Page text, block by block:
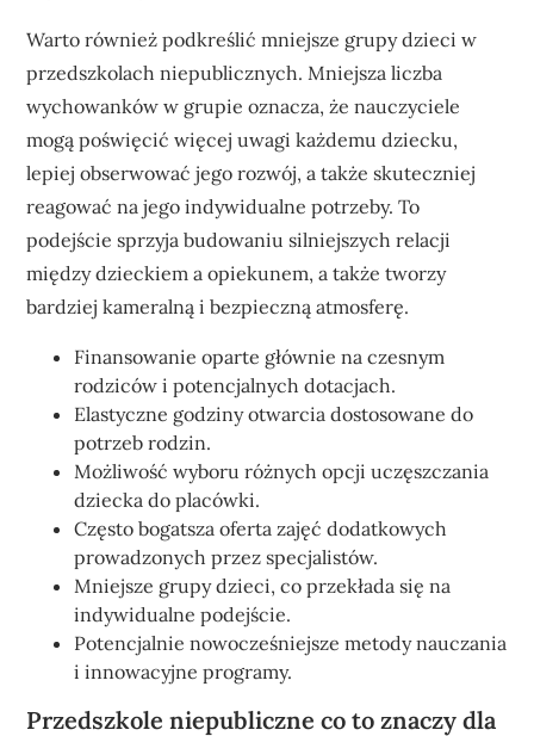
Warto również podkreślić mniejsze grupy dzieci w
przedszkolach niepublicznych. Mniejsza liczba
wychowanków w grupie oznacza, że nauczyciele
mogą poświęcić więcej uwagi każdemu dziecku,
lepiej obserwować jego rozwój, a także skuteczniej
reagować na jego indywidualne potrzeby. To
podejście sprzyja budowaniu silniejszych relacji
między dzieckiem a opiekunem, a także tworzy
bardziej kameralną i bezpieczną atmosferę.
Finansowanie oparte głównie na czesnym
rodziców i potencjalnych dotacjach.
Elastyczne godziny otwarcia dostosowane do
potrzeb rodzin.
Możliwość wyboru różnych opcji uczęszczania
dziecka do placówki.
Często bogatsza oferta zajęć dodatkowych
prowadzonych przez specjalistów.
Mniejsze grupy dzieci, co przekłada się na
indywidualne podejście.
Potencjalnie nowocześniejsze metody nauczania
i innowacyjne programy.
Przedszkole niepubliczne co to znaczy dla